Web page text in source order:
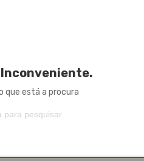
Inconveniente.
que está a procura